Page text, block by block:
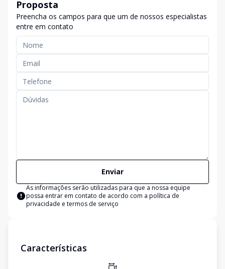
Proposta
Preencha os campos para que um de nossos especialistas
entre em contato
Enviar
As informações serão utilizadas para que a nossa equipe
possa entrar em contato de acordo com a política de
privacidade e termos de serviço
Características